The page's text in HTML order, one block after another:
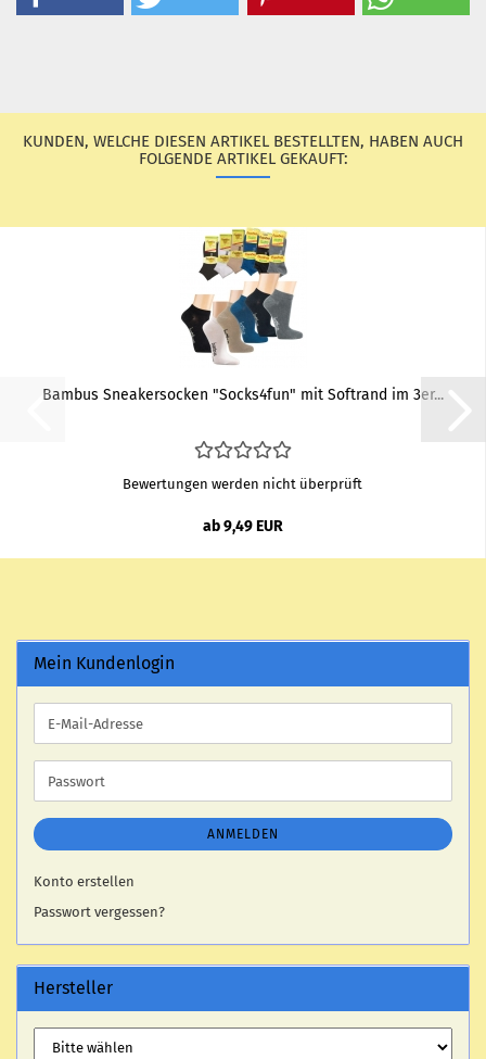
KUNDEN, WELCHE DIESEN ARTIKEL BESTELLTEN, HABEN AUCH
FOLGENDE ARTIKEL GEKAUFT:
Bam­bus Snea­ker­so­cken "Socks4fun" mit Softrand im 3er...
Bewertungen werden nicht überprüft
ab 9,49 EUR
Mein Kundenlogin
E-
Mail-
Adresse
Passwort
ANMELDEN
Konto erstellen
Passwort vergessen?
Hersteller